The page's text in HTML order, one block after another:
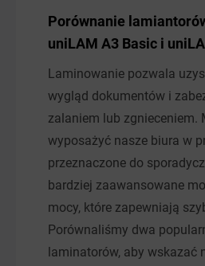
Porównanie
uniLAM A3 Basic i
Laminowanie pozwala
wygląd dokumentów i
zalaniem lub zgnieceniem.
wyposażyć nasze biura w
przeznaczone do
bardziej zaawansowane
mocy, które zapewniają
Porównaliśmy dwa
laminatorów, aby wskazać